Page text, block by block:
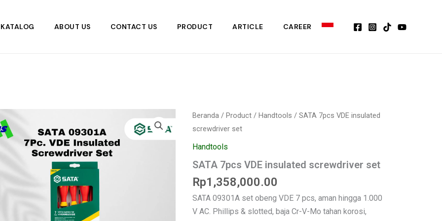
KATALOG ABOUT US CONTACT US PRODUCT ARTICLE CAREER
Beranda/ Product/ Handtools / SATA 7pcs VDE insulated
screwdriver set
Handtools
SATA 7pcs VDE insulated screwdriver set
Rp1,358,000.00
SATA 09301A set obeng VDE 7 pcs, aman hingga 1.000
V AC. Phillips & slotted, baja Cr-V-Mo tahan korosi,
Kuantitas
7pcs
VDE
screwdriver
set